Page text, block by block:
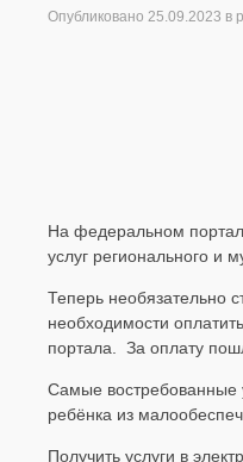
Опубликовано 25.09.2023 в
На федеральном
услуг регионального и
Теперь необязательно
необходимости
портала. За оплату
Самые востребованные
ребёнка из
Получить услуги в